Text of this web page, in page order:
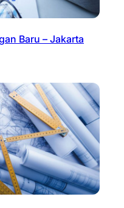
Baru – Jakarta